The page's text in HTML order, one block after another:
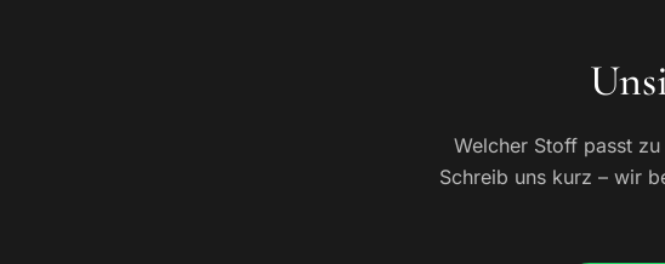
Welcher Stoff passt
Schreib uns kurz – wir